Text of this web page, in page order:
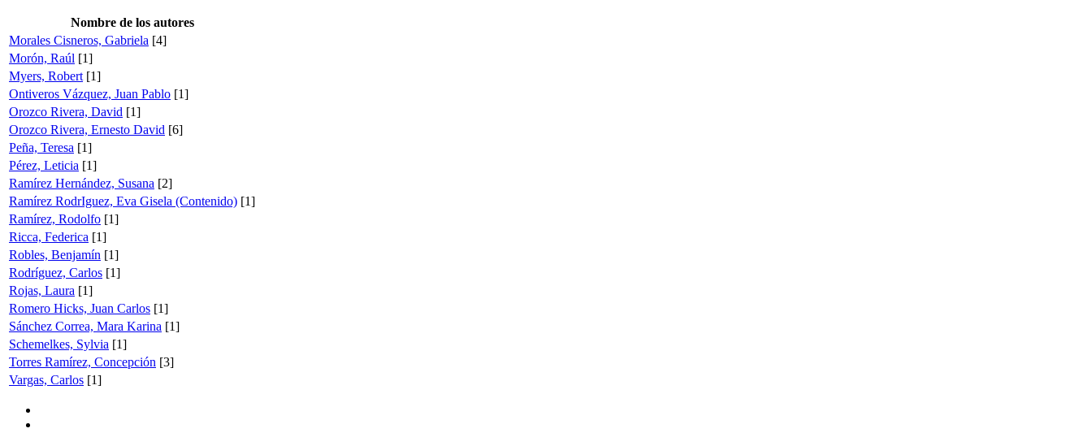
Nombre de los autores
Morales Cisneros, Gabriela [4]
Morón, Raúl [1]
Myers, Robert [1]
Ontiveros Vázquez, Juan Pablo [1]
Orozco Rivera, David [1]
Orozco Rivera, Ernesto David [6]
Peña, Teresa [1]
Pérez, Leticia [1]
Ramírez Hernández, Susana [2]
Ramírez RodrIguez, Eva Gisela (Contenido) [1]
Ramírez, Rodolfo [1]
Ricca, Federica [1]
Robles, Benjamín [1]
Rodríguez, Carlos [1]
Rojas, Laura [1]
Romero Hicks, Juan Carlos [1]
Sánchez Correa, Mara Karina [1]
Schemelkes, Sylvia [1]
Torres Ramírez, Concepción [3]
Vargas, Carlos [1]